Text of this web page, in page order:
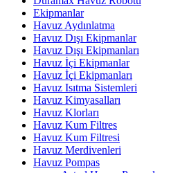
Ekipmanlar
Havuz Aydınlatma
Havuz Dışı Ekipmanlar
Havuz Dışı Ekipmanları
Havuz İçi Ekipmanlar
Havuz İçi Ekipmanları
Havuz Isıtma Sistemleri
Havuz Kimyasalları
Havuz Klorları
Havuz Kum Filtres
Havuz Kum Filtresi
Havuz Merdivenleri
Havuz Pompas